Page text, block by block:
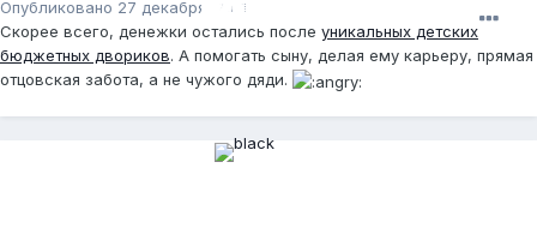
Опубликовано 27 декабря, 2011
Скорее всего, денежки остались после уникальных детских
бюджетных двориков. А помогать сыну, делая ему карьеру, прямая
отцовская забота, а не чужого дяди.